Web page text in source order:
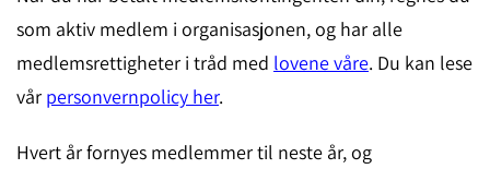
som aktiv medlem i organisasjonen, og har alle
medlemsrettigheter i tråd med lovene våre. Du kan lese
vår personvernpolicy her.
Hvert år fornyes medlemmer til neste år, og